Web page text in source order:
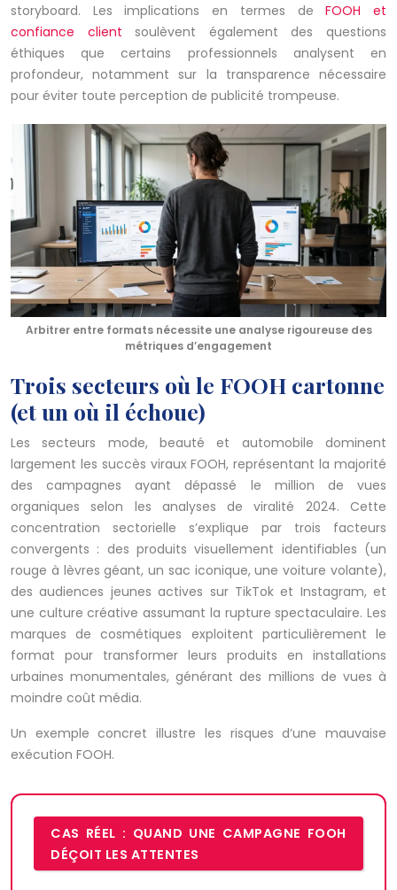
storyboard. Les implications en termes deFOOH et
confiance client soulèvent également des questions
éthiques que certains professionnels analysent en
profondeur, notamment sur la transparence nécessaire
pour éviter toute perception de publicité trompeuse.
Arbitrer entre formats nécessite une analyse rigoureuse des
métriques d’engagement
Trois secteurs où le FOOH cartonne
(et un où il échoue)
Les secteurs mode, beauté et automobile dominent
largement les succès viraux FOOH, représentant la majorité
des campagnes ayant dépassé le million de vues
organiques selon les analyses de viralité 2024. Cette
concentration sectorielle s’explique par trois facteurs
convergents : des produits visuellement identifiables (un
rouge à lèvres géant, un sac iconique, une voiture volante),
des audiences jeunes actives sur TikTok et Instagram, et
une culture créative assumant la rupture spectaculaire. Les
marques de cosmétiques exploitent particulièrement le
format pour transformer leurs produits en installations
urbaines monumentales, générant des millions de vues à
moindre coût média.
Un exemple concret illustre les risques d’une mauvaise
exécution FOOH.
CAS RÉEL : QUAND UNE CAMPAGNE FOOH
DÉÇOIT LES ATTENTES